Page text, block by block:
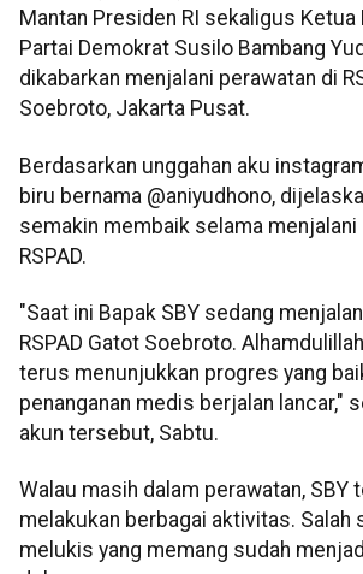
Mantan Presiden RI sekaligus
Partai Demokrat Susilo Bambang
dikabarkan menjalani perawatan di
Soebroto, Jakarta Pusat.
Berdasarkan unggahan aku
biru bernama @aniyudhono,
semakin membaik selama menjalani
RSPAD.
"Saat ini Bapak SBY sedang
RSPAD Gatot Soebroto.
terus menunjukkan progres yang
penanganan medis berjalan lancar,"
akun tersebut, Sabtu.
Walau masih dalam perawatan, SBY
melakukan berbagai aktivitas. Salah
melukis yang memang sudah